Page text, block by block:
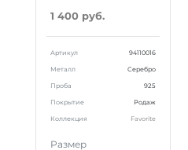
1 400 руб.
Артикул 94110016
Металл Серебро
Проба 925
Покрытие Родаж
Коллекция Favorite
Размер